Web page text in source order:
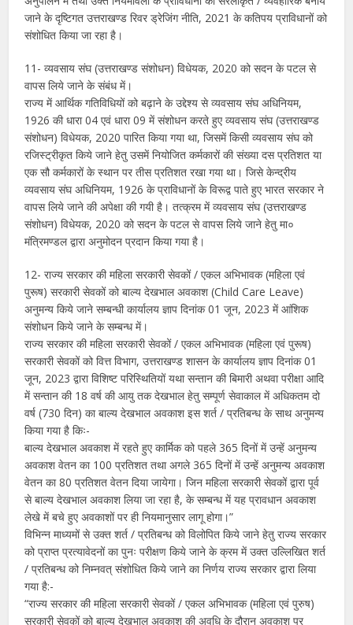
जाने के दृष्टिगत उत्तराखण्ड रिवर ड्रेजिंग नीति, 2021 के कतिपय प्राविधानों को
संशोधित किया जा रहा है।
11- व्यवसाय संघ (उत्तराखण्ड संशोधन) विधेयक, 2020 को सदन के पटल से
वापस लिये जाने के संबंध में।
राज्य में आर्थिक गतिविधियों को बढ़ाने के उद्देश्य से व्यवसाय संघ अधिनियम,
1926 की धारा 04 एवं धारा 09 में संशोधन करते हुए व्यवसाय संघ (उत्तराखण्ड
संशोधन) विधेयक, 2020 पारित किया गया था, जिसमें किसी व्यवसाय संघ को
रजिस्ट्रीकृत किये जाने हेतु उसमें नियोजित कर्मकारों की संख्या दस प्रतिशत या
एक सौ कर्मकारों के स्थान पर तीस प्रतिशत रखा गया था। जिसे केन्द्रीय
व्यवसाय संघ अधिनियम, 1926 के प्राविधानों के विरूद्व पाते हुए भारत सरकार ने
वापस लिये जाने की अपेक्षा की गयी है। तत्क्रम में व्यवसाय संघ (उत्तराखण्ड
संशोधन) विधेयक, 2020 को सदन के पटल से वापस लिये जाने हेतु मा०
मंत्रिमण्डल द्वारा अनुमोदन प्रदान किया गया है।
12- राज्य सरकार की महिला सरकारी सेवकों / एकल अभिभावक (महिला एवं
पुरूष) सरकारी सेवकों को बाल्य देखभाल अवकाश (Child Care Leave)
अनुमन्य किये जाने सम्बन्धी कार्यालय ज्ञाप दिनांक 01 जून, 2023 में आंशिक
संशोधन किये जाने के सम्बन्ध में।
राज्य सरकार की महिला सरकारी सेवकों / एकल अभिभावक (महिला एवं पुरूष)
सरकारी सेवकों को वित्त विभाग, उत्तराखण्ड शासन के कार्यालय ज्ञाप दिनांक 01
जून, 2023 द्वारा विशिष्ट परिस्थितियों यथा सन्तान की बिमारी अथवा परीक्षा आदि
में सन्तान की 18 वर्ष की आयु तक देखभाल हेतु सम्पूर्ण सेवाकाल में अधिकतम दो
वर्ष (730 दिन) का बाल्य देखभाल अवकाश इस शर्त / प्रतिबन्ध के साथ अनुमन्य
किया गया है किः-
बाल्य देखभाल अवकाश में रहते हुए कार्मिक को पहले 365 दिनों में उन्हें अनुमन्य
अवकाश वेतन का 100 प्रतिशत तथा अगले 365 दिनों में उन्हें अनुमन्य अवकाश
वेतन का 80 प्रतिशत वेतन दिया जायेगा। जिन महिला सरकारी सेवकों द्वारा पूर्व
से बाल्य देखभाल अवकाश लिया जा रहा है, के सम्बन्ध में यह प्रावधान अवकाश
लेखे में बचे हुए अवकाशों पर ही नियमानुसार लागू होगा।”
विभिन्न माध्यमों से उक्त शर्त / प्रतिबन्ध को विलोपित किये जाने हेतु राज्य सरकार
को प्राप्त प्रत्यावेदनों का पुनः परीक्षण किये जाने के क्रम में उक्त उल्लिखित शर्त
/ प्रतिबन्ध को निम्नवत् संशोधित किये जाने का निर्णय राज्य सरकार द्वारा लिया
गया है:-
“राज्य सरकार की महिला सरकारी सेवकों / एकल अभिभावक (महिला एवं पुरुष)
सरकारी सेवकों को बाल्य देखभाल अवकाश की अवधि के दौरान अवकाश पर